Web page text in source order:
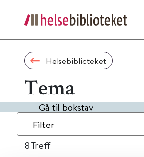
Helsebiblioteket
Tema
Gå til bokstav
Filter
8 Treff